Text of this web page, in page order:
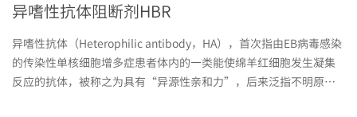
异嗜性抗体阻断剂HBR
异嗜性抗体（Heterophilic antibody，HA），首次指由EB病毒感染
的传染性单核细胞增多症患者体内的一类能使绵羊红细胞发生凝集
反应的抗体，被称之为具有“异源性亲和力”，后来泛指不明原因